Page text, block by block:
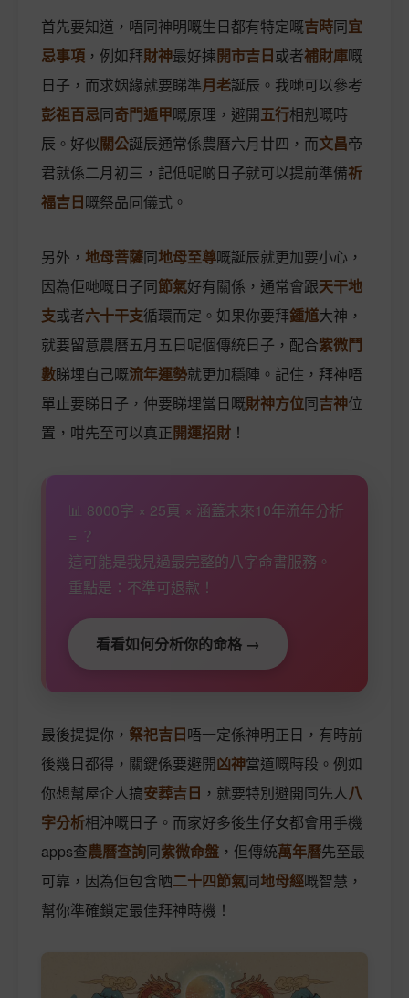
首先要知道，唔同神明嘅生日都有特定嘅吉時同宜
忌事項 ，例如拜財神最好揀開市吉日或者補財庫嘅
日子，而求姻緣就要睇準月老誕辰。我哋可以參考
彭祖百忌同奇門遁甲嘅原理，避開五行相剋嘅時
辰。好似關公誕辰通常係農曆六月廿四，而文昌帝
君就係二月初三，記低呢啲日子就可以提前準備祈
福吉日嘅祭品同儀式。
另外， 地母菩薩同地母至尊嘅誕辰就更加要小心，
因為佢哋嘅日子同節氣好有關係，通常會跟天干地
支或者六十干支循環而定。如果你要拜鍾馗大神，
就要留意農曆五月五日呢個傳統日子，配合紫微鬥
數睇埋自己嘅流年運勢就更加穩陣。記住，拜神唔
單止要睇日子，仲要睇埋當日嘅財神方位同吉神位
置，咁先至可以真正開運招財 ！
📊 8000字 × 25頁 × 涵蓋未來10年流年分析
= ？
這可能是我見過最完整的八字命書服務。
重點是：不準可退款！
看看如何分析你的命格 →
最後提提你， 祭祀吉日唔一定係神明正日，有時前
後幾日都得，關鍵係要避開凶神當道嘅時段。例如
你想幫屋企人搞安葬吉日 ，就要特別避開同先人八
字分析相沖嘅日子。而家好多後生仔女都會用手機
apps查農曆查詢同紫微命盤 ，但傳統萬年曆先至最
可靠，因為佢包含晒二十四節氣同地母經嘅智慧，
幫你準確鎖定最佳拜神時機！